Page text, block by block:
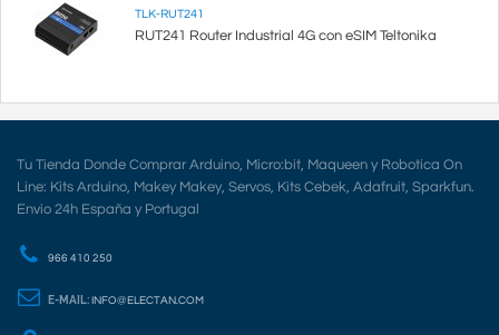
TLK-RUT241
RUT241 Router Industrial 4G con eSIM Teltonika
Tu Tienda Donde Comprar Arduino, Micro:bit, Maqueen y Robotica On
Line: Kits Arduino, Makey Makey, Servos, Kits Cebek, Adafruit, Sparkfun.
Envio 24h España y Portugal
966 410 250
E-MAIL: INFO@ELECTAN.COM